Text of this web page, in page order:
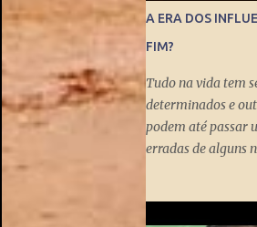
A ERA DOS
FIM?
Tudo na vida tem
determinados e
podem até passar
erradas de alguns